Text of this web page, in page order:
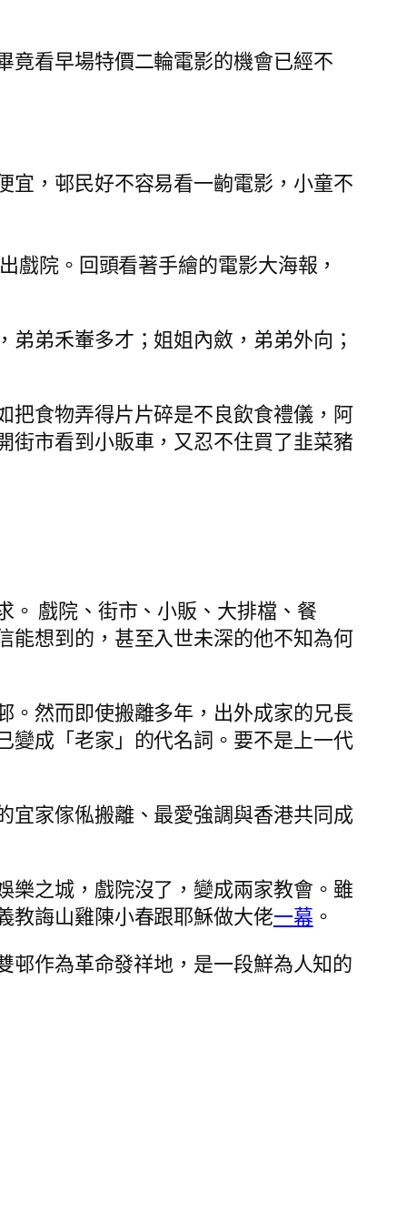
竟看早場特價二輪電影的機會已經不
宜，邨民好不容易看一齣電影，小童不
戲院。回頭看著手繪的電影大海報，
弟禾輋多才；姐姐內斂，弟弟外向；
把食物弄得片片碎是不良飲食禮儀，阿
街市看到小販車，又忍不住買了韭菜豬
。 戲院、街市、小販、大排檔、餐
能想到的，甚至入世未深的他不知為何
。然而即使搬離多年，出外成家的兄長
變成「老家」的代名詞。要不是上一代
宜家傢俬搬離、最愛強調與香港共同成
樂之城，戲院沒了，變成兩家教會。雖
教誨山雞陳小春跟耶穌做大佬一幕 。
邨作為革命發祥地，是一段鮮為人知的